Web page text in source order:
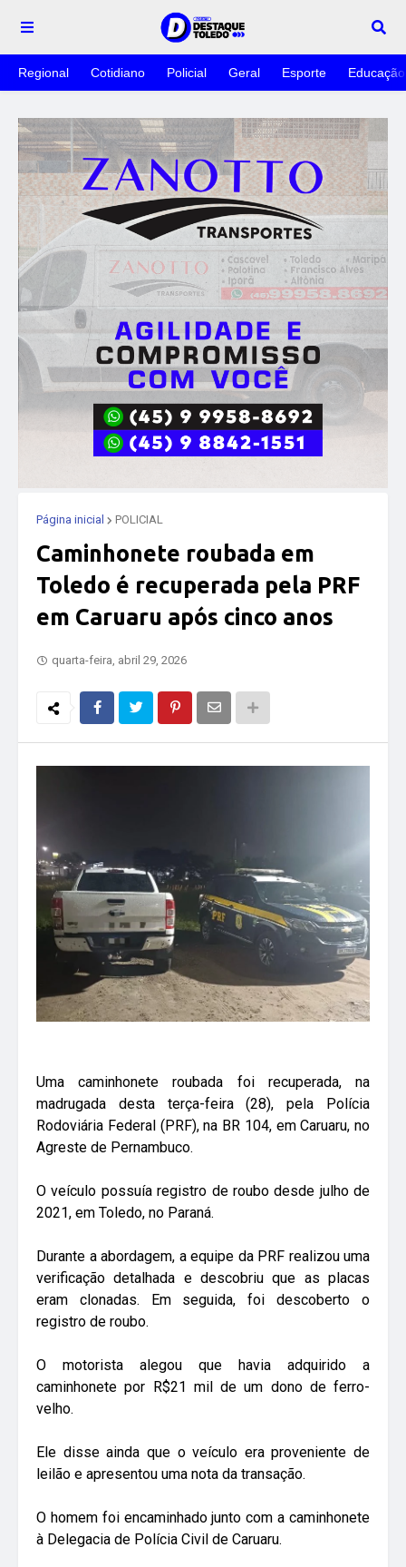
Regional Cotidiano Policial Geral Esporte Educação
Página inicial POLICIAL
Caminhonete roubada em
Toledo é recuperada pela PRF
em Caruaru após cinco anos
quarta-feira, abril 29, 2026
Uma caminhonete roubada foi recuperada, na
madrugada desta terça-feira (28), pela Polícia
Rodoviária Federal (PRF), na BR 104, em Caruaru, no
Agreste de Pernambuco.
O veículo possuía registro de roubo desde julho de
2021, em Toledo, no Paraná.
Durante a abordagem, a equipe da PRF realizou uma
verificação detalhada e descobriu que as placas
eram clonadas. Em seguida, foi descoberto o
registro de roubo.
O motorista alegou que havia adquirido a
caminhonete por R$21 mil de um dono de ferro-
velho.
Ele disse ainda que o veículo era proveniente de
leilão e apresentou uma nota da transação.
O homem foi encaminhado junto com a caminhonete
à Delegacia de Polícia Civil de Caruaru.